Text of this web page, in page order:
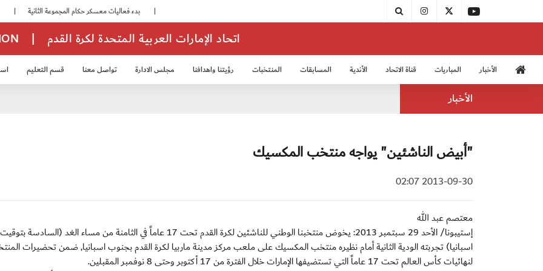
|
| اتحاد الإمارات العربية المتحدة لكرة القدم
الأخبار المباريات قناة الاتحاد الأندية المسابقات المنتخبات رؤيتنا واهدافنا مجلس الادارة تواصل معنا قسم التعليم
الأخبار
"أبيض الناشئين" يواجه منتخب المكسيك
2013-09-30 02:07
معتصم عبد الله
إستيبونا/ الأحد 29 سبتمبر 2013: يخوض منتخبنا الوطني للناشئين لكرة القدم تحت 17 عاماً في الثامنة من مساء الغد (السادسة بتوقيت
اسبانيا) تجربته الودية الثانية أمام نظيره منتخب المكسيك على ملعب مركز مدينة ماربيا لكرة القدم بجنوب اسبانيا, ضمن تحضيرات
لنهائيات كأس العالم تحت 17 عاماً التي تستضيفها الإمارات خلال الفترة من 17 أكتوبر وحتى 8 نوفمبر المقبلين.